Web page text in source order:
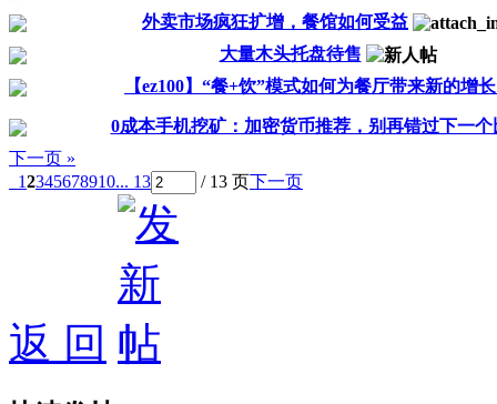
外卖市场疯狂扩增，餐馆如何受益
大量木头托盘待售
【ez100】“餐+饮”模式如何为餐厅带来新的增
0成本手机挖矿：加密货币推荐，别再错过下一个
下一页 »
12345678910... 13 / 13 页下一页
返 回